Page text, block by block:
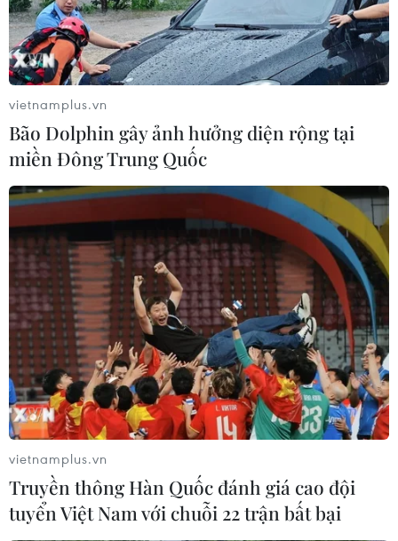
Việt Nam coi trọng tăng cường quan hệ
hữu nghị, hợp tác với Đức
31/10/2016 11:04
Phó Thủ tướng, Bộ trưởng Ngoại giao Phạm Bình Minh
khẳng định Việt Nam luôn coi trọng tăng cường quan
hệ hữu nghị và hợp tác với Đức.
vietnamplus.vn
Bão Dolphin gây ảnh hưởng diện rộng tại
miền Đông Trung Quốc
vietnamplus.vn
Truyền thông Hàn Quốc đánh giá cao đội
tuyển Việt Nam với chuỗi 22 trận bất bại